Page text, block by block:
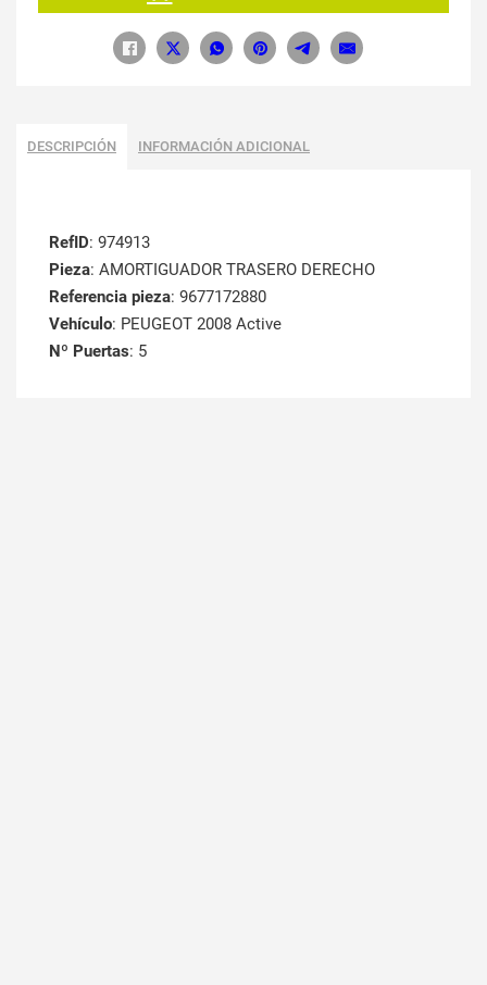
DESCRIPCIÓN INFORMACIÓN ADICIONAL
RefID: 974913
Pieza: AMORTIGUADOR TRASERO DERECHO
Referencia pieza: 9677172880
Vehículo: PEUGEOT 2008 Active
Nº Puertas: 5